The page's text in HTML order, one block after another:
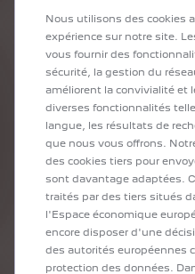
Nous utilisons des cookies
expérience sur notre site.
vous fournir des
sécurité, la gestion du
améliorent la convivialité et
diverses fonctionnalités
langue, les résultats de
que nous vous offrons.
des cookies tiers pour
sont davantage adaptées.
traités par des tiers situés
l'Espace économique
encore disposer d'une
des autorités européennes
protection des données.